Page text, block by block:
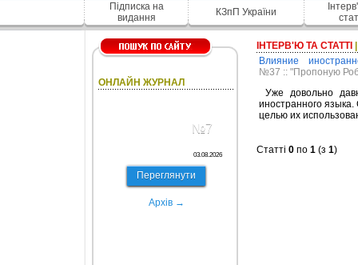
Підписка на
видання
КЗпП України
ОНЛАЙН ЖУРНАЛ
№7
03.08.2026
Переглянути
Архів →
ІНТЕРВ'Ю ТА СТАТТІ
Влияние
№37 :: "Пропоную
Уже довольно
иностранного
целью их
Статті 0 по 1 (з 1)